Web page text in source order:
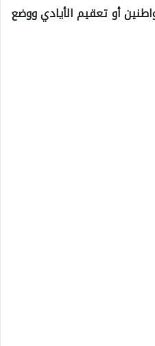
أو تعقيم الأيادي ووضع